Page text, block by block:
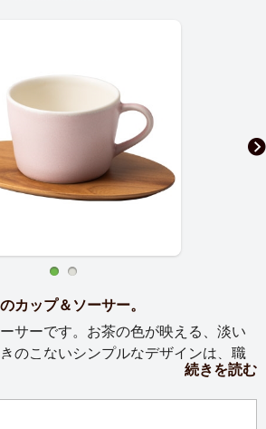
カップ＆ソーサー。
サーです。お茶の色が映える、淡い
のこないシンプルなデザインは、職
で生み出されています。山桜のオー
神木の里・岐阜県中津川市付知町で
す。地元で育った木材を原木の状態
続きを読む